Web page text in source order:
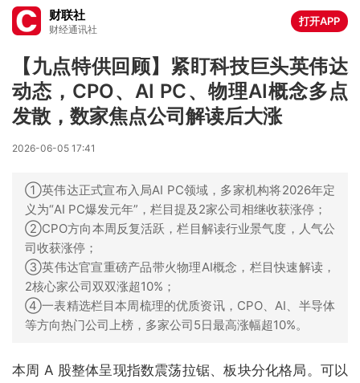
财联社
财经通讯社
打开APP
【九点特供回顾】紧盯科技巨头英伟达
动态，CPO、AI PC、物理AI概念多点
发散，数家焦点公司解读后大涨
2026-06-05 17:41
①英伟达正式宣布入局AI PC领域，多家机构将2026年定
义为“AI PC爆发元年”，栏目提及2家公司相继收获涨停；
②CPO方向本周反复活跃，栏目解读行业景气度，人气公
司收获涨停；
③英伟达官宣重磅产品带火物理AI概念，栏目快速解读，
2核心家公司双双涨超10%；
④一表精选栏目本周梳理的优质资讯，CPO、AI、半导体
等方向热门公司上榜，多家公司5日最高涨幅超10%。
本周 A 股整体呈现指数震荡拉锯、板块分化格局。可以